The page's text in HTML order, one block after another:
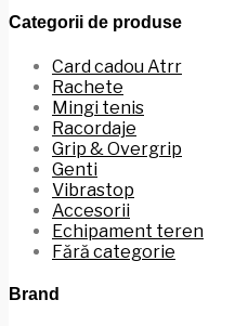
Categorii de produse
Card cadou Atrr
Rachete
Mingi tenis
Racordaje
Grip & Overgrip
Genti
Vibrastop
Accesorii
Echipament teren
Fără categorie
Brand